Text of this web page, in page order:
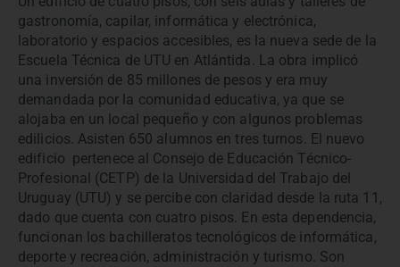
gastronomía, capilar, informática y electrónica,
laboratorio y espacios accesibles, es la nueva sede de la
Escuela Técnica de UTU en Atlántida. La obra implicó
una inversión de 85 millones de pesos y era muy
demandada por la comunidad educativa, ya que se
alojaba en un local pequeño y con algunos problemas
edilicios. Asisten 650 alumnos en tres turnos. El nuevo
edificio pertenece al Consejo de Educación Técnico-
Profesional (CETP) de la Universidad del Trabajo del
Uruguay (UTU) y se percibe con claridad desde la ruta 11,
dado que cuenta con cuatro pisos. En esta dependencia,
funcionan los bachilleratos tecnológicos de informática,
deporte y recreación, administración y turismo. Son